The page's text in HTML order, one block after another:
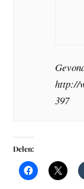
http://
397
Delen: